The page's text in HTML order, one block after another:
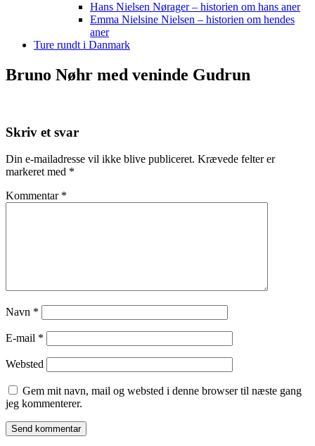
Hans Nielsen Nørager – historien om hans aner
Emma Nielsine Nielsen – historien om hendes
aner
Ture rundt i Danmark
Bruno Nøhr med veninde Gudrun
Skriv et svar
Din e-mailadresse vil ikke blive publiceret. Krævede felter er
markeret med *
Kommentar *
Navn *
E-mail *
Websted
Gem mit navn, mail og websted i denne browser til næste gang
jeg kommenterer.